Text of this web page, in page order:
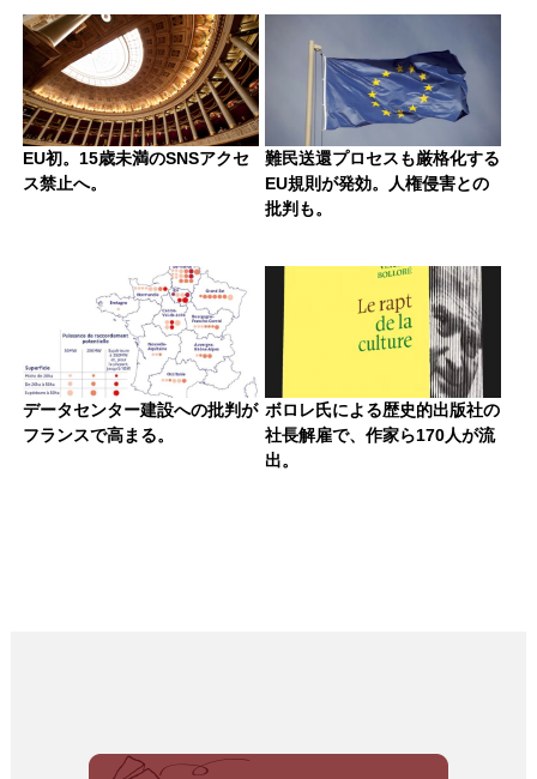
EU初。15歳未満のSNSアクセ
ス禁止へ。
難民送還プロセスも厳格化する
EU規則が発効。人権侵害との
批判も。
データセンター建設への批判が
フランスで高まる。
ボロレ氏による歴史的出版社の
社長解雇で、作家ら170人が流
出。